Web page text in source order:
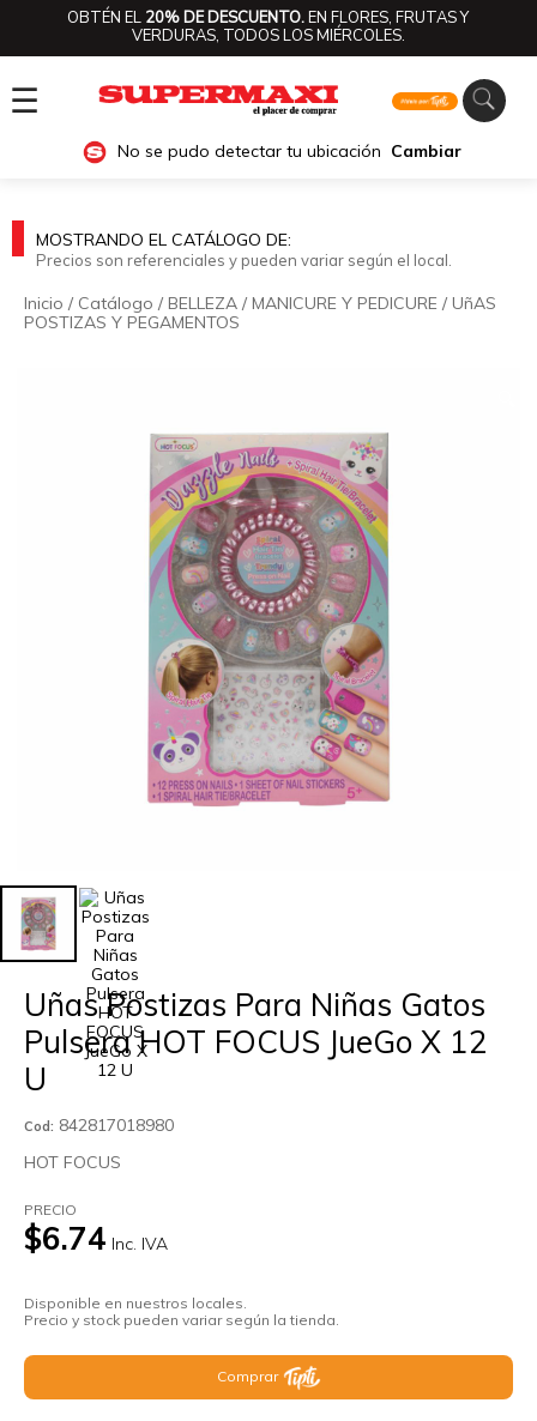
OBTÉN EL 20% DE DESCUENTO.EN FLORES, FRUTAS Y
VERDURAS, TODOS LOS MIÉRCOLES.
☰
No se pudo detectar tu ubicación Cambiar
MOSTRANDO EL CATÁLOGO DE:
Precios son referenciales y pueden variar según el local.
Inicio / Catálogo / BELLEZA / MANICURE Y PEDICURE / UñAS
POSTIZAS Y PEGAMENTOS
Uñas Postizas Para Niñas Gatos
Pulsera HOT FOCUS JueGo X 12
U
Cod: 842817018980
HOT FOCUS
PRECIO
$6.74 Inc. IVA
Disponible en nuestros locales.
Precio y stock pueden variar según la tienda.
Comprar